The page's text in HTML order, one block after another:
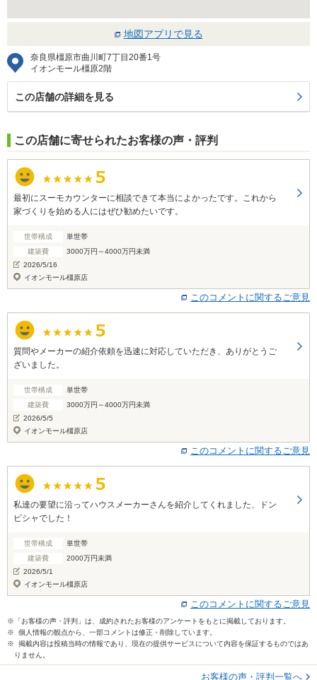
地図アプリで見る
奈良県橿原市曲川町7丁目20番1号
イオンモール橿原2階
この店舗の詳細を見る
この店舗に寄せられたお客様の声・評判
最初にスーモカウンターに相談できて本当によかったです。これから
家づくりを始める人にはぜひ勧めたいです。
世帯構成
単世帯
建築費
3000万円～4000万円未満
2026/5/16
イオンモール橿原店
このコメントに関するご意見
質問やメーカーの紹介依頼を迅速に対応していただき、ありがとうご
ざいました。
世帯構成
単世帯
建築費
3000万円～4000万円未満
2026/5/5
イオンモール橿原店
このコメントに関するご意見
私達の要望に沿ってハウスメーカーさんを紹介してくれました、ドン
ピシャでした！
世帯構成
単世帯
建築費
2000万円未満
2026/5/1
イオンモール橿原店
このコメントに関するご意見
※「お客様の声・評判」は、成約されたお客様のアンケートをもとに掲載しております。
※ 個人情報の観点から、一部コメントは修正・削除しています。
※ 掲載内容は投稿当時の情報であり、現在の提供サービスについて内容を保証するものではあ
りません。
お客様の声・評判一覧へ